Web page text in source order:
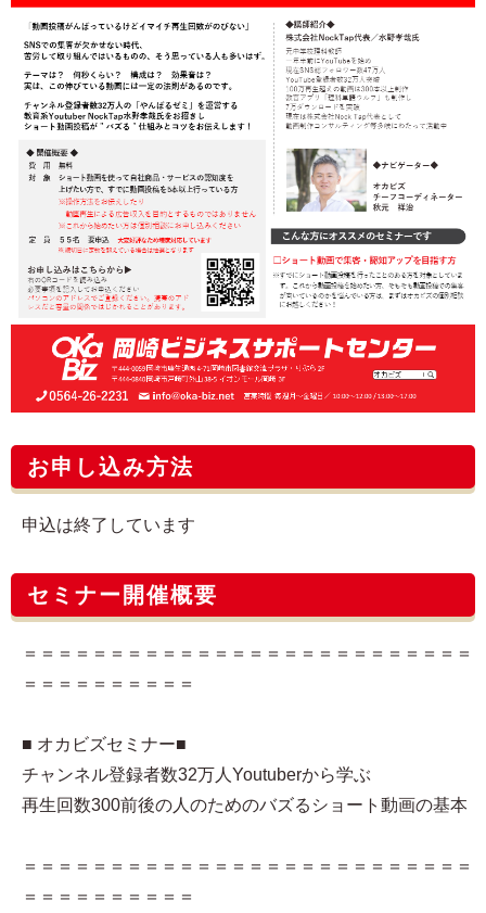
お申し込み方法
申込は終了しています
セミナー開催概要
＝＝＝＝＝＝＝＝＝＝＝＝＝＝＝＝＝＝＝＝＝＝＝＝＝＝
＝＝＝＝＝＝＝＝＝＝
■ オカビズセミナー■
チャンネル登録者数32万人Youtuberから学ぶ
再生回数300前後の人のためのバズるショート動画の基本
＝＝＝＝＝＝＝＝＝＝＝＝＝＝＝＝＝＝＝＝＝＝＝＝＝＝
＝＝＝＝＝＝＝＝＝＝